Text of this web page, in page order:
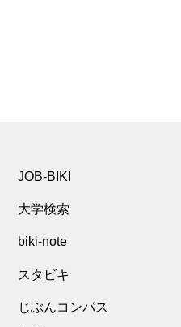
JOB-BIKI
大学検索
biki-note
スタビキ
じぶんコンパス